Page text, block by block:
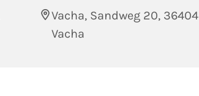
Vacha, Sandweg 20, 36404
Vacha